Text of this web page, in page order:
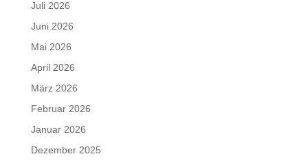
Juli 2026
Juni 2026
Mai 2026
April 2026
März 2026
Februar 2026
Januar 2026
Dezember 2025